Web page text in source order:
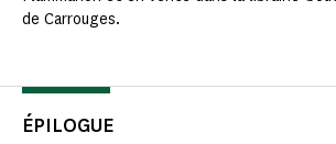
de Carrouges.
ÉPILOGUE